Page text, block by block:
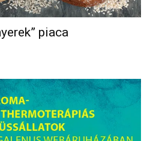
piaca